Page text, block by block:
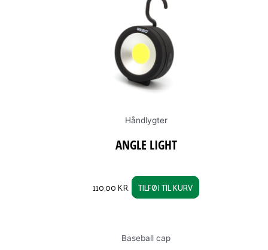
Håndlygter
ANGLE LIGHT
110,00KR. TILFØJ TIL KURV
Baseball cap